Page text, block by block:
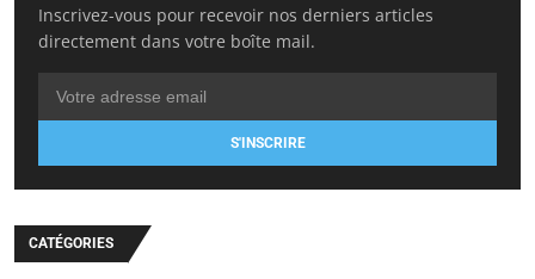
Inscrivez-vous pour recevoir nos derniers articles
directement dans votre boîte mail.
S'INSCRIRE
CATÉGORIES